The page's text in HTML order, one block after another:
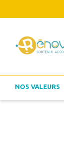
NOS VALEURS